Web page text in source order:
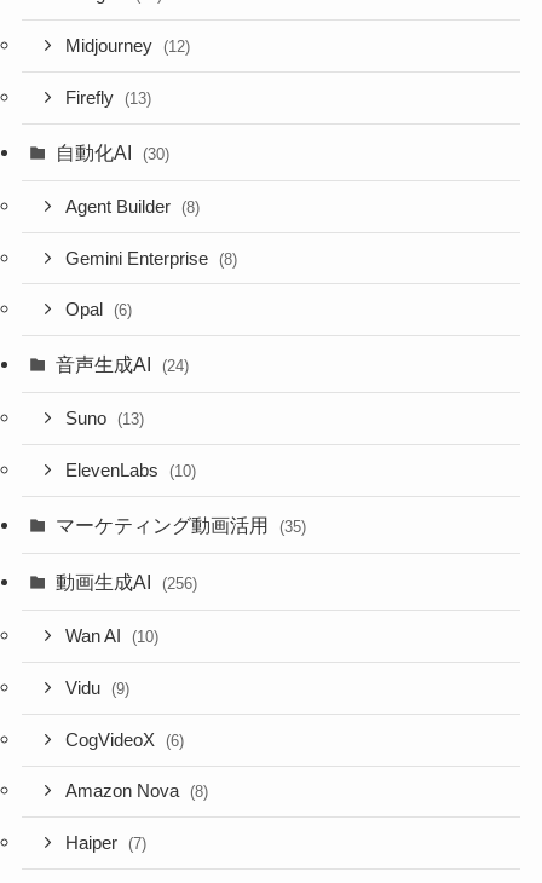
Midjourney (12)
Firefly (13)
自動化AI (30)
Agent Builder (8)
Gemini Enterprise (8)
Opal (6)
音声生成AI (24)
Suno (13)
ElevenLabs (10)
マーケティング動画活用 (35)
動画生成AI (256)
Wan AI (10)
Vidu (9)
CogVideoX (6)
Amazon Nova (8)
Haiper (7)